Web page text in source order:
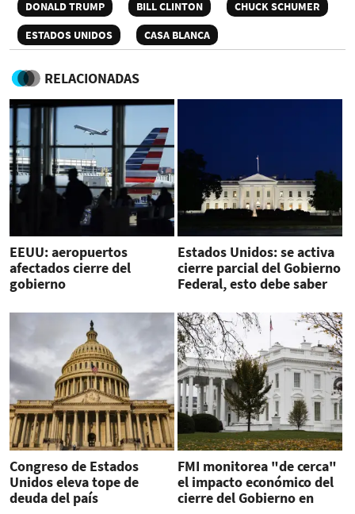
DONALD TRUMP
BILL CLINTON
CHUCK SCHUMER
ESTADOS UNIDOS
CASA BLANCA
RELACIONADAS
EEUU: aeropuertos
afectados cierre del
gobierno
Estados Unidos: se activa
cierre parcial del Gobierno
Federal, esto debe saber
Congreso de Estados
Unidos eleva tope de
deuda del país
FMI monitorea "de cerca"
el impacto económico del
cierre del Gobierno en